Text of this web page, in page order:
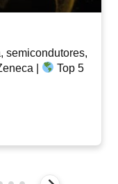
semicondutores,
|
Top 5